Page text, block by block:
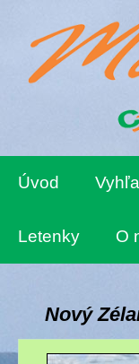
Úvod
Letenky O
Nový